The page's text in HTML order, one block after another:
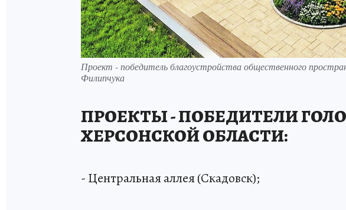
Проект - победитель благоустройства общественного
Филипчука
ПРОЕКТЫ - ПОБЕДИТЕЛИ
ХЕРСОНСКОЙ ОБЛАСТИ:
- Центральная аллея (Скадовск);